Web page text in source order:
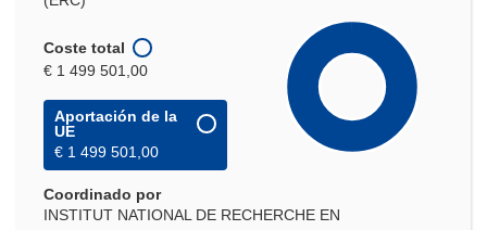
Coste total
€ 1 499 501,00
Aportación de la
UE
€ 1 499 501,00
Coordinado por
INSTITUT NATIONAL DE RECHERCHE EN